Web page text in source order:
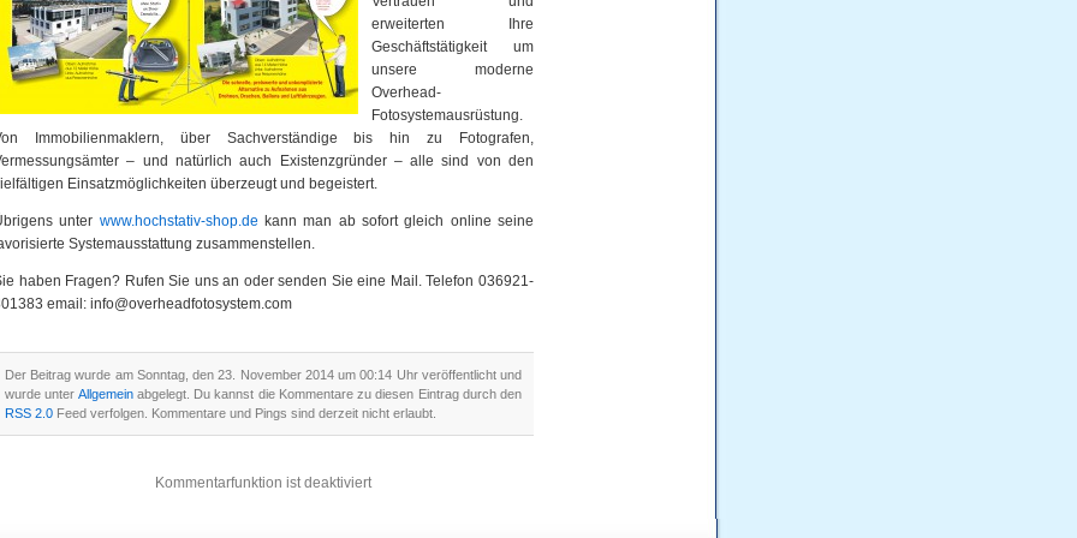
erweiterten Ihre
Geschäftstätigkeit um
unsere moderne
Overhead-
Fotosystemausrüstung.
Immobilienmaklern, über Sachverständige bis hin zu Fotografen,
– und natürlich auch Existenzgründer – alle sind von den
Einsatzmöglichkeiten überzeugt und begeistert.
unter www.hochstativ-shop.de kann man ab sofort gleich online seine
Systemausstattung zusammenstellen.
haben Fragen? Rufen Sie uns an oder senden Sie eine Mail. Telefon 036921-
email: info@overheadfotosystem.com
Der Beitrag wurde am Sonntag, den 23. November 2014 um 00:14 Uhr veröffentlicht und
wurde unter Allgemeinabgelegt. Du kannst die Kommentare zu diesen Eintrag durch den
RSS 2.0 Feed verfolgen. Kommentare und Pings sind derzeit nicht erlaubt.
Kommentarfunktion ist deaktiviert